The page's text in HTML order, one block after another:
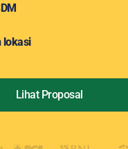
lokasi
Lihat Proposal